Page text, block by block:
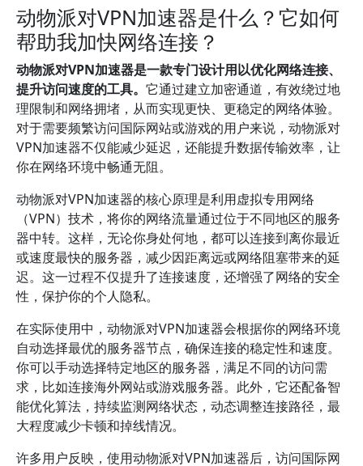
动物派对VPN加速器是什么？它如何
帮助我加快网络连接？
动物派对VPN加速器是一款专门设计用以优化网络连接、
提升访问速度的工具。 它通过建立加密通道，有效绕过地
理限制和网络拥堵，从而实现更快、更稳定的网络体验。
对于需要频繁访问国际网站或游戏的用户来说，动物派对
VPN加速器不仅能减少延迟，还能提升数据传输效率，让
你在网络环境中畅通无阻。
动物派对VPN加速器的核心原理是利用虚拟专用网络
（VPN）技术，将你的网络流量通过位于不同地区的服务
器中转。这样，无论你身处何地，都可以连接到离你最近
或速度最快的服务器，减少因距离远或网络阻塞带来的延
迟。这一过程不仅提升了连接速度，还增强了网络的安全
性，保护你的个人隐私。
在实际使用中，动物派对VPN加速器会根据你的网络环境
自动选择最优的服务器节点，确保连接的稳定性和速度。
你可以手动选择特定地区的服务器，满足不同的访问需
求，比如连接海外网站或游戏服务器。此外，它还配备智
能优化算法，持续监测网络状态，动态调整连接路径，最
大程度减少卡顿和掉线情况。
许多用户反映，使用动物派对VPN加速器后，访问国际网